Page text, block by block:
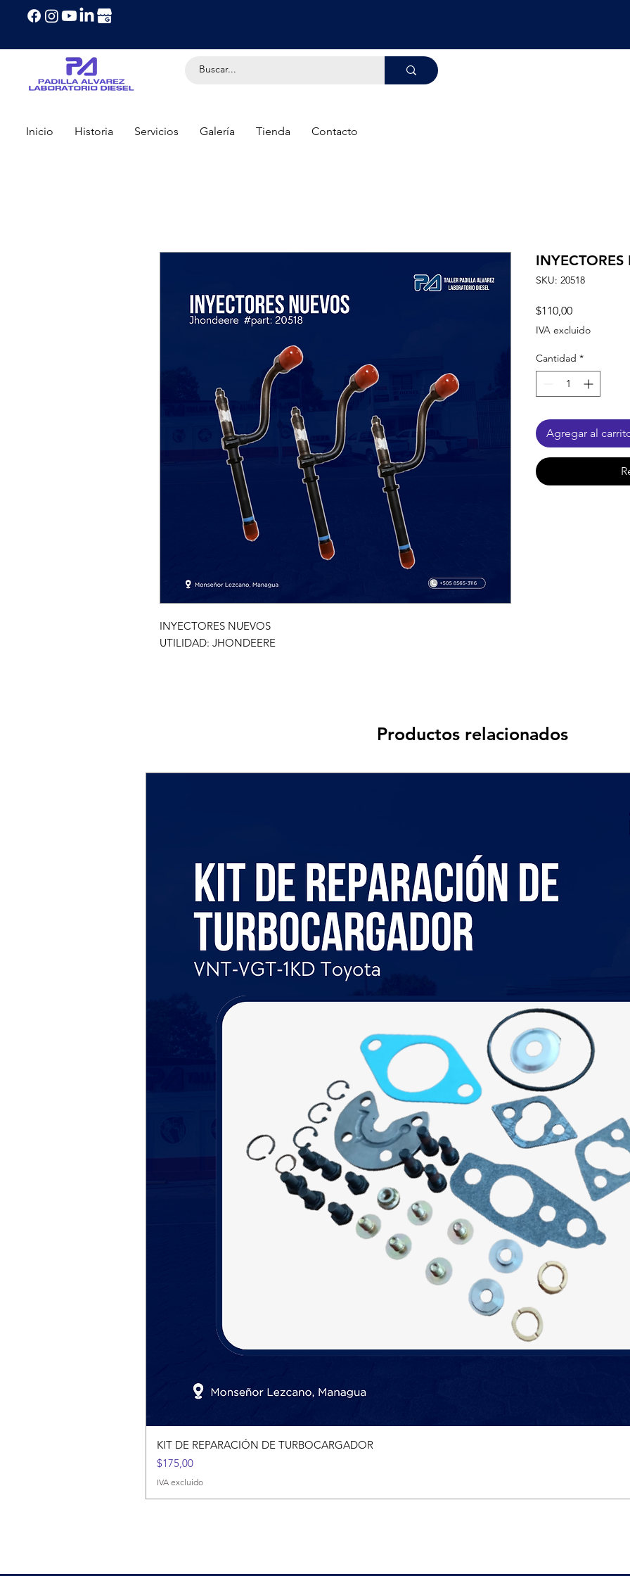
Inicio Historia Servicios Galería Tienda Contacto
INYECTORES NUEVOS
UTILIDAD: JHONDEERE
INYECTORES
SKU: 20518
$110,00Precio
IVA excluido
Cantidad *
Agregar al
Productos relacionados
KIT DE REPARACIÓN DE TURBOCARGADOR
Precio
$175,00
IVA excluido